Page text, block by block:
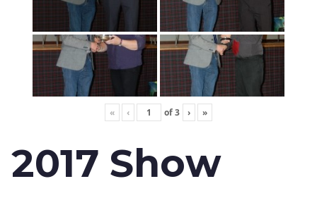
« ‹ of3 › »
2017 Show